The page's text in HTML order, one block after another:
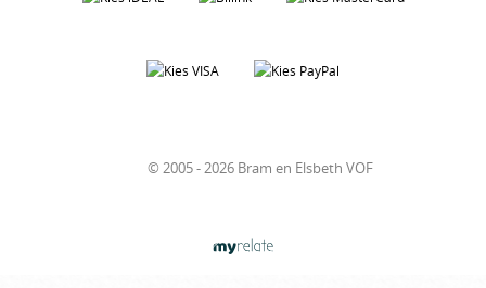
© 2005 - 2026 Bram en Elsbeth VOF